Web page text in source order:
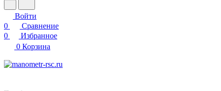
Войти
0
Сравнение
0
Избранное
0 Корзина